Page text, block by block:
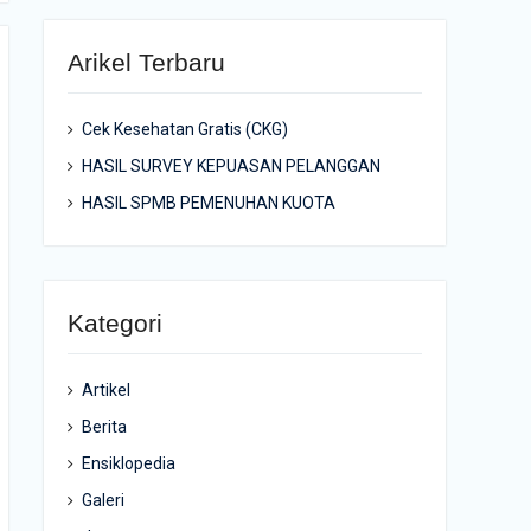
Arikel Terbaru
Cek Kesehatan Gratis (CKG)
HASIL SURVEY KEPUASAN PELANGGAN
HASIL SPMB PEMENUHAN KUOTA
Kategori
Artikel
Berita
Ensiklopedia
Galeri